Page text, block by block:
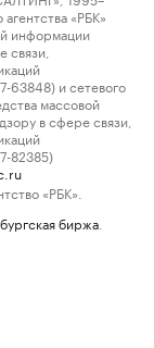
«РБК»
информации
связи,
63848) и сетевого
массовой
в сфере связи,
82385)
«РБК».
биржа